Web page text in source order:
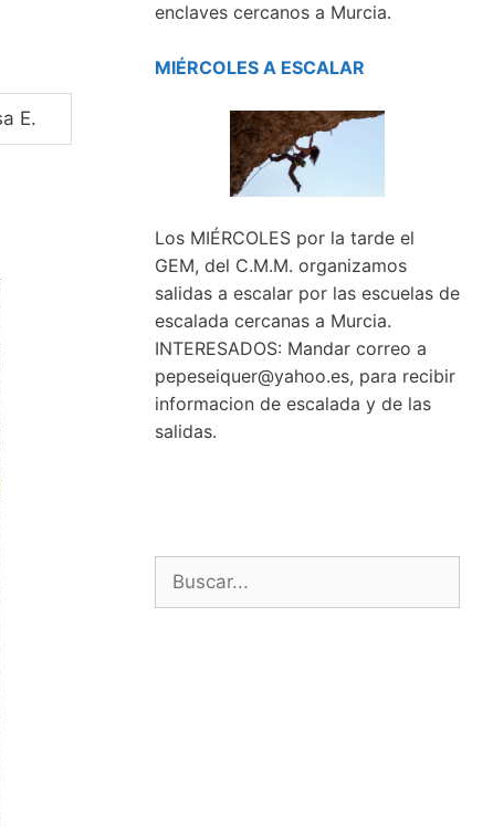
E.
enclaves cercanos a Murcia.
MIÉRCOLES A ESCALAR
Los MIÉRCOLES por la tarde el
GEM, del C.M.M. organizamos
salidas a escalar por las escuelas de
escalada cercanas a Murcia.
INTERESADOS: Mandar correo a
pepeseiquer@yahoo.es, para recibir
informacion de escalada y de las
salidas.
Buscar: